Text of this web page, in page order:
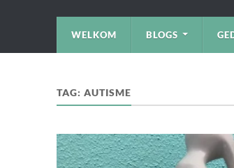
WELKOM BLOGS
TAG: AUTISME